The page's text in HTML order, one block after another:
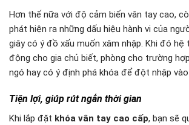
Hơn thế nữa với độ cảm biến vân tay cao,
phát hiện ra những dấu hiệu hành vi của
giây có ý đồ xấu muốn xâm nhập. Khi đó hệ
động cho gia chủ biết, phòng cho trường
ngó hay có ý định phá khóa để đột nhập vào
Tiện lợi, giúp rút ngắn thời gian
Khi lắp đặt khóa vân tay cao cấp, bạn sẽ